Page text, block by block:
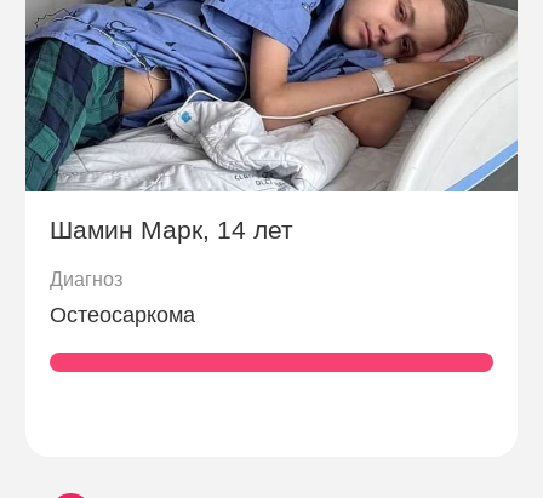
Шамин Марк, 14 лет
Диагноз
Остеосаркома